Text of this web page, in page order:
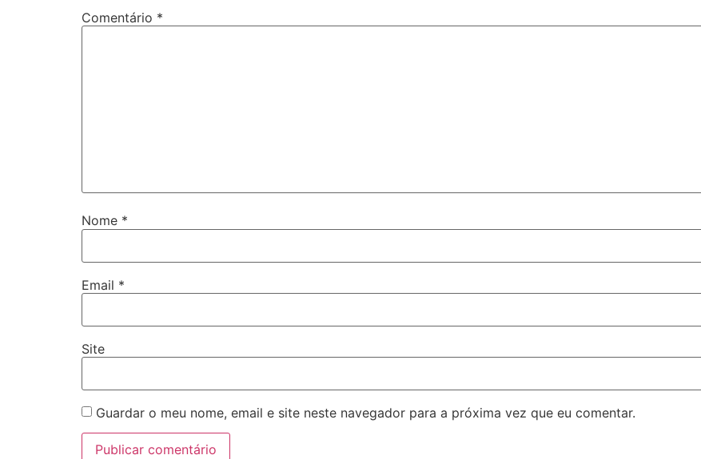
Comentário *
Nome *
Email *
Site
Guardar o meu nome, email e site neste navegador para a próxima vez que eu comentar.